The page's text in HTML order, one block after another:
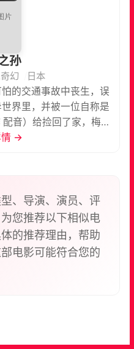
孙
幻
日本
的交通事故中丧生，误
界里，并被一位自称是
音）给捡回了家，梅林
恩（小林裕介 配音），
海特高等魔法学院继续
多年来，他一直只教西
常识，这也就意味着，
情况下进入学校和同龄
生活。
情 →
、导演、演员、评
您推荐以下相似电
的推荐理由，帮助
电影可能符合您的